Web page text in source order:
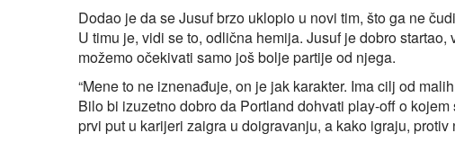
Dodao je da se Jusuf brzo uklopio u novi tim, što ga ne
U timu je, vidi se to, odlična hemija. Jusuf je dobro
možemo očekivati samo još bolje partije od njega.
“Mene to ne iznenađuje, on je jak karakter. Ima cilj od
Bilo bi izuzetno dobro da Portland dohvati play-off o
prvi put u karijeri zaigra u doigravanju, a kako igraju,